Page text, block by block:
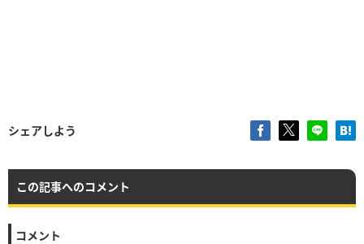
シェアしよう
この記事へのコメント
コメント